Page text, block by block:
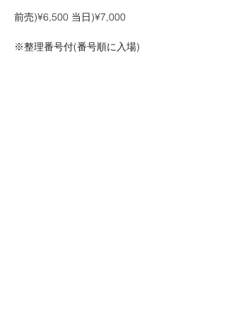
前売)¥6,500 当日)¥7,000
※整理番号付(番号順に入場)